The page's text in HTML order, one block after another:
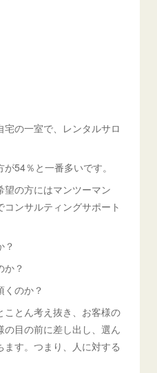
の一室で、レンタルサロ
54％と一番多いです。
の方にはマンツーマン
ンサルティングサポート
？
か？
くのか？
とん考え抜き、お客様の
目の前に差し出し、選ん
す。つまり、人に対する